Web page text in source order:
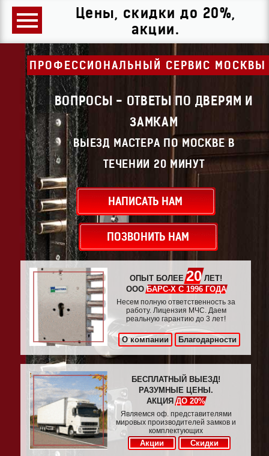
Цены, скидки до 20%,
акции.
ПРОФЕССИОНАЛЬНЫЙ СЕРВИС МОСКВЫ
ВОПРОСЫ - ОТВЕТЫ ПО ДВЕРЯМ И
ЗАМКАМ
ВЫЕЗД МАСТЕРА ПО МОСКВЕ В
ТЕЧЕНИИ 20 МИНУТ
НАПИСАТЬ НАМ
ПОЗВОНИТЬ НАМ
ОПЫТ БОЛЕЕ20ЛЕТ!
ОООБАРС-Х С 1996 ГОДА
Несем полную ответственность за
работу. Лицензия МЧС. Даем
реальную гарантию до 3 лет!
О компании Благодарности
БЕСПЛАТНЫЙ ВЫЕЗД!
РАЗУМНЫЕ ЦЕНЫ.
АКЦИЯДО 20%
Являемся оф. представителями
мировых производителей замков и
комплектующих
Акции Скидки